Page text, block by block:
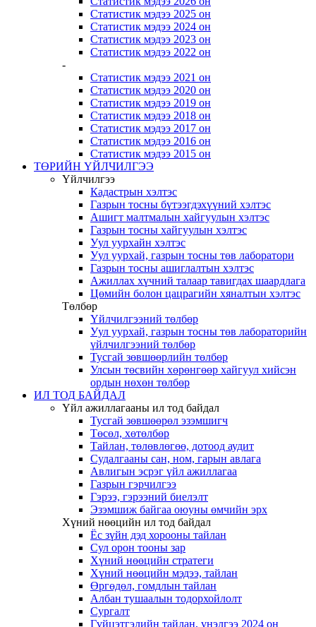
Статистик мэдээ 2025 он
Статистик мэдээ 2024 он
Статистик мэдээ 2023 он
Статистик мэдээ 2022 он
-
Статистик мэдээ 2021 он
Статистик мэдээ 2020 он
Статистик мэдээ 2019 он
Статистик мэдээ 2018 он
Статистик мэдээ 2017 он
Статистик мэдээ 2016 он
Статистик мэдээ 2015 он
ТӨРИЙН ҮЙЛЧИЛГЭЭ
Үйлчилгээ
Кадастрын хэлтэс
Газрын тосны бүтээгдэхүүний хэлтэс
Ашигт малтмалын хайгуулын хэлтэс
Газрын тосны хайгуулын хэлтэс
Уул уурхайн хэлтэс
Уул уурхай, газрын тосны төв лаборатори
Газрын тосны ашиглалтын хэлтэс
Ажиллах хүчний талаар тавигдах шаардлага
Цөмийн болон цацрагийн хяналтын хэлтэс
Төлбөр
Үйлчилгээний төлбөр
Уул уурхай, газрын тосны төв лабораторийн
үйлчилгээний төлбөр
Тусгай зөвшөөрлийн төлбөр
Улсын төсвийн хөрөнгөөр хайгуул хийсэн
ордын нөхөн төлбөр
ИЛ ТОД БАЙДАЛ
Үйл ажиллагааны ил тод байдал
Тусгай зөвшөөрөл эзэмшигч
Төсөл, хөтөлбөр
Тайлан, төлөвлөгөө, дотоод аудит
Судалгааны сан, ном, гарын авлага
Авлигын эсрэг үйл ажиллагаа
Газрын гэрчилгээ
Гэрээ, гэрээний биелэлт
Эзэмшиж байгаа оюуны өмчийн эрх
Хүний нөөцийн ил тод байдал
Ёс зүйн дэд хорооны тайлан
Сул орон тооны зар
Хүний нөөцийн стратеги
Хүний нөөцийн мэдээ, тайлан
Өргөдөл, гомдлын тайлан
Албан тушаалын тодорхойлолт
Сургалт
Гүйцэтгэлийн тайлан, үнэлгээ 2024 он